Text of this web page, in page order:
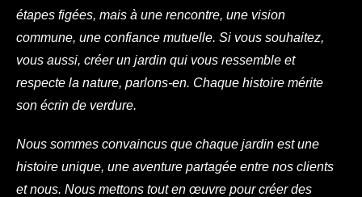
étapes figées, mais à une rencontre, une vision
commune, une confiance mutuelle. Si vous souhaitez,
vous aussi, créer un jardin qui vous ressemble et
respecte la nature, parlons-en. Chaque histoire mérite
son écrin de verdure.
Nous sommes convaincus que chaque jardin est une
histoire unique, une aventure partagée entre nos clients
et nous. Nous mettons tout en œuvre pour créer des